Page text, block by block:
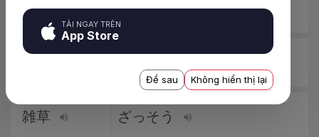
純情 じゅんじょう
雑草 ざっそう
TẢI NGAY TRÊN
App Store
Để sau Không hiển thị lại